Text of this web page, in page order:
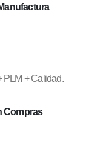
PLM + Calidad.
Compras